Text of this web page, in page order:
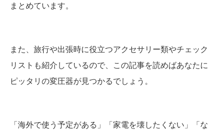
まとめています。
また、旅行や出張時に役立つアクセサリー類やチェック
リストも紹介しているので、この記事を読めばあなたに
ピッタリの変圧器が見つかるでしょう。
「海外で使う予定がある」「家電を壊したくない」「な